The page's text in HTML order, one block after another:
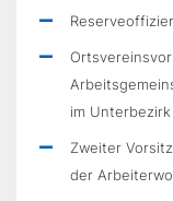
im
Zweiter
der